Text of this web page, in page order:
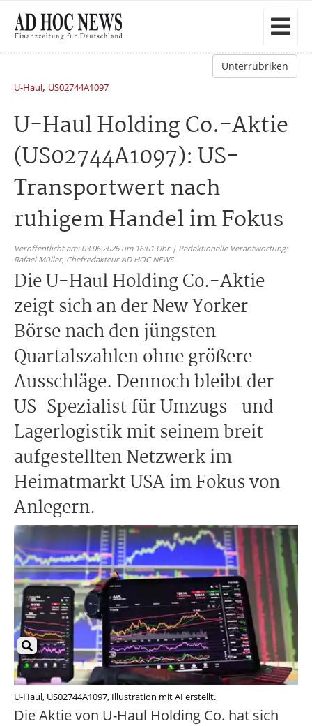
Unterrubriken
U-Haul, US02744A1097
U-Haul Holding Co.-Aktie
(US02744A1097): US-
Transportwert nach
ruhigem Handel im Fokus
Veröffentlicht am: 03.06.2026 um 16:01 Uhr | Redaktionelle Verantwortung:
Rafael Müller, Chefredakteur AD HOC NEWS
Die U-Haul Holding Co.-Aktie
zeigt sich an der New Yorker
Börse nach den jüngsten
Quartalszahlen ohne größere
Ausschläge. Dennoch bleibt der
US-Spezialist für Umzugs- und
Lagerlogistik mit seinem breit
aufgestellten Netzwerk im
Heimatmarkt USA im Fokus von
Anlegern.
U-Haul, US02744A1097, Illustration mit AI erstellt.
Die Aktie von U-Haul Holding Co. hat sich